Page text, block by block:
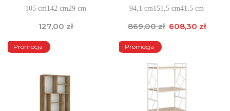
105 cm142 cm29 cm
127,00 zł
94,1 cm151,5 cm41,5 cm
608,30 zł
869,00 zł
Promocja Promocja